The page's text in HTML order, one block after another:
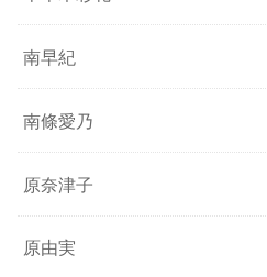
南早紀
南條愛乃
原奈津子
原由実